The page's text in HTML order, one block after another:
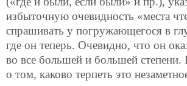
избыточную очевидность «места
спрашивать у погружающегося в
где он теперь. Очевидно, что он
во все большей и большей степени.
о том, каково терпеть это